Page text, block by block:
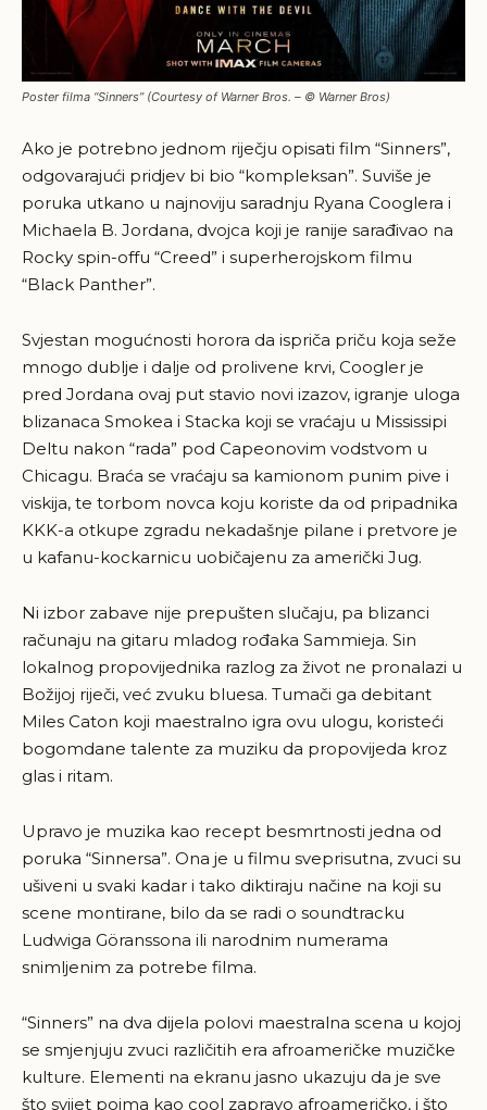
Poster filma “Sinners” (Courtesy of Warner Bros. – © Warner Bros)
Ako je potrebno jednom riječju opisati film “Sinners”,
odgovarajući pridjev bi bio “kompleksan”. Suviše je
poruka utkano u najnoviju saradnju Ryana Cooglera i
Michaela B. Jordana, dvojca koji je ranije sarađivao na
Rocky spin-offu “Creed” i superherojskom filmu
“Black Panther”.
Svjestan mogućnosti horora da ispriča priču koja seže
mnogo dublje i dalje od prolivene krvi, Coogler je
pred Jordana ovaj put stavio novi izazov, igranje uloga
blizanaca Smokea i Stacka koji se vraćaju u Mississipi
Deltu nakon “rada” pod Capeonovim vodstvom u
Chicagu. Braća se vraćaju sa kamionom punim pive i
viskija, te torbom novca koju koriste da od pripadnika
KKK-a otkupe zgradu nekadašnje pilane i pretvore je
u kafanu-kockarnicu uobičajenu za američki Jug.
Ni izbor zabave nije prepušten slučaju, pa blizanci
računaju na gitaru mladog rođaka Sammieja. Sin
lokalnog propovijednika razlog za život ne pronalazi u
Božijoj riječi, već zvuku bluesa. Tumači ga debitant
Miles Caton koji maestralno igra ovu ulogu, koristeći
bogomdane talente za muziku da propovijeda kroz
glas i ritam.
Upravo je muzika kao recept besmrtnosti jedna od
poruka “Sinnersa”. Ona je u filmu sveprisutna, zvuci su
ušiveni u svaki kadar i tako diktiraju načine na koji su
scene montirane, bilo da se radi o soundtracku
Ludwiga Göranssona ili narodnim numerama
snimljenim za potrebe filma.
“Sinners” na dva dijela polovi maestralna scena u kojoj
se smjenjuju zvuci različitih era afroameričke muzičke
kulture. Elementi na ekranu jasno ukazuju da je sve
što svijet poima kao cool zapravo afroameričko, i što